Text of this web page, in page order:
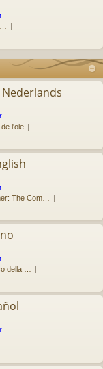
l'oie
The Com…
della …